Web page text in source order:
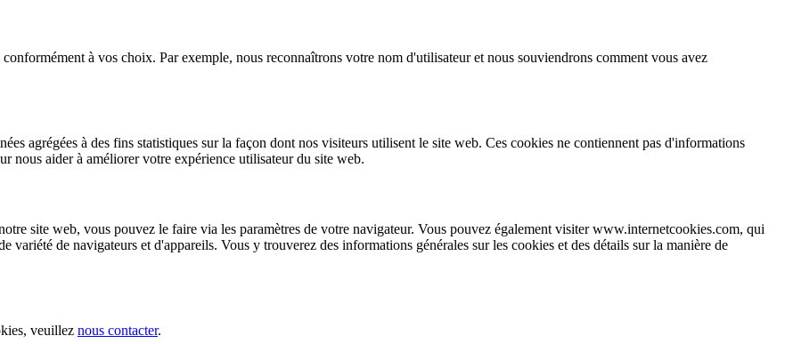
à vos choix. Par exemple, nous reconnaîtrons votre nom d'utilisateur et nous souviendrons comment vous avez
agrégées à des fins statistiques sur la façon dont nos visiteurs utilisent le site web. Ces cookies ne contiennent pas d'informations
nous aider à améliorer votre expérience utilisateur du site web.
site web, vous pouvez le faire via les paramètres de votre navigateur. Vous pouvez également visiter www.internetcookies.com, qui
variété de navigateurs et d'appareils. Vous y trouverez des informations générales sur les cookies et des détails sur la manière de
veuillez nous contacter.